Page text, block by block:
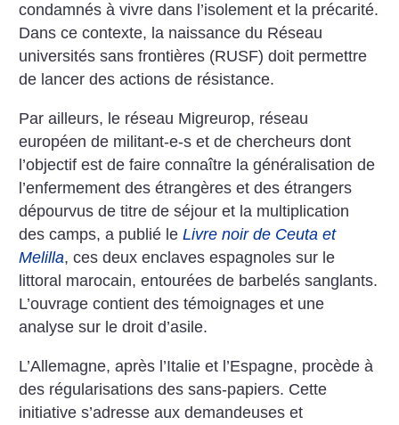
condamnés à vivre dans l’isolement et la précarité.
Dans ce contexte, la naissance du Réseau
universités sans frontières (RUSF) doit permettre
de lancer des actions de résistance.
Par ailleurs, le réseau Migreurop, réseau
européen de militant-e-s et de chercheurs dont
l’objectif est de faire connaître la généralisation de
l’enfermement des étrangères et des étrangers
dépourvus de titre de séjour et la multiplication
des camps, a publié leLivre noir de Ceuta et
Melilla, ces deux enclaves espagnoles sur le
littoral marocain, entourées de barbelés sanglants.
L’ouvrage contient des témoignages et une
analyse sur le droit d’asile.
L’Allemagne, après l’Italie et l’Espagne, procède à
des régularisations des sans-papiers. Cette
initiative s’adresse aux demandeuses et